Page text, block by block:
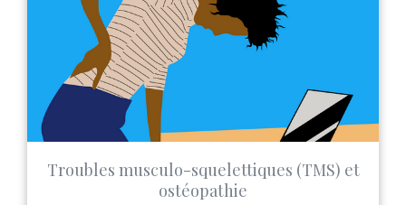
Troubles musculo-squelettiques (TMS) et
ostéopathie